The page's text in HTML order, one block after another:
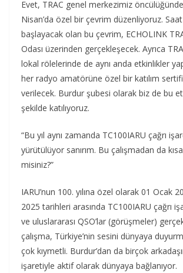
Evet, TRAC genel merkezimiz
Nisan’da özel bir çevrim düzenliyoruz. Saat
başlayacak olan bu çevrim, ECHOLINK
Odası üzerinden gerçekleşecek. Ayrıca
lokal rölelerinde de aynı anda etkinlikler
her radyo amatörüne özel bir katılım
verilecek. Burdur şubesi olarak biz de bu
şekilde katılıyoruz.
“Bu yıl aynı zamanda TC100IARU çağrı
yürütülüyor sanırım. Bu çalışmadan da
misiniz?”
IARU’nun 100. yılına özel olarak 01 Ocak
2025 tarihleri arasında TC100IARU çağrı
ve uluslararası QSO’lar (görüşmeler)
çalışma, Türkiye’nin sesini dünyaya
çok kıymetli. Burdur’dan da birçok
işaretiyle aktif olarak dünyaya bağlanıyor.